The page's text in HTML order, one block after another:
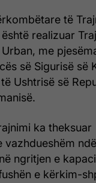
të
realizuar
me
së Sigurisë së
Ushtrisë së
ka theksuar
vazhdueshëm
ngritjen e
e kërkim-